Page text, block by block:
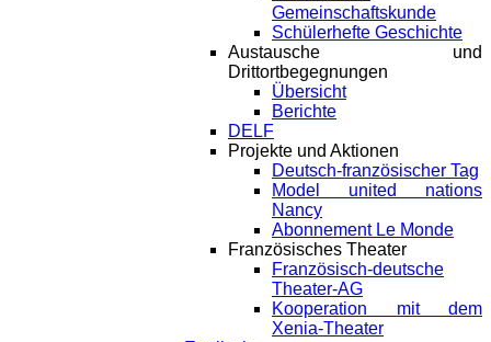
Gemeinschaftskunde
Schülerhefte Geschichte
Austausche und
Drittortbegegnungen
Übersicht
Berichte
DELF
Projekte und Aktionen
Deutsch-französischer Tag
Model united nations
Nancy
Abonnement Le Monde
Französisches Theater
Französisch-deutsche
Theater-AG
Kooperation mit dem
Xenia-Theater